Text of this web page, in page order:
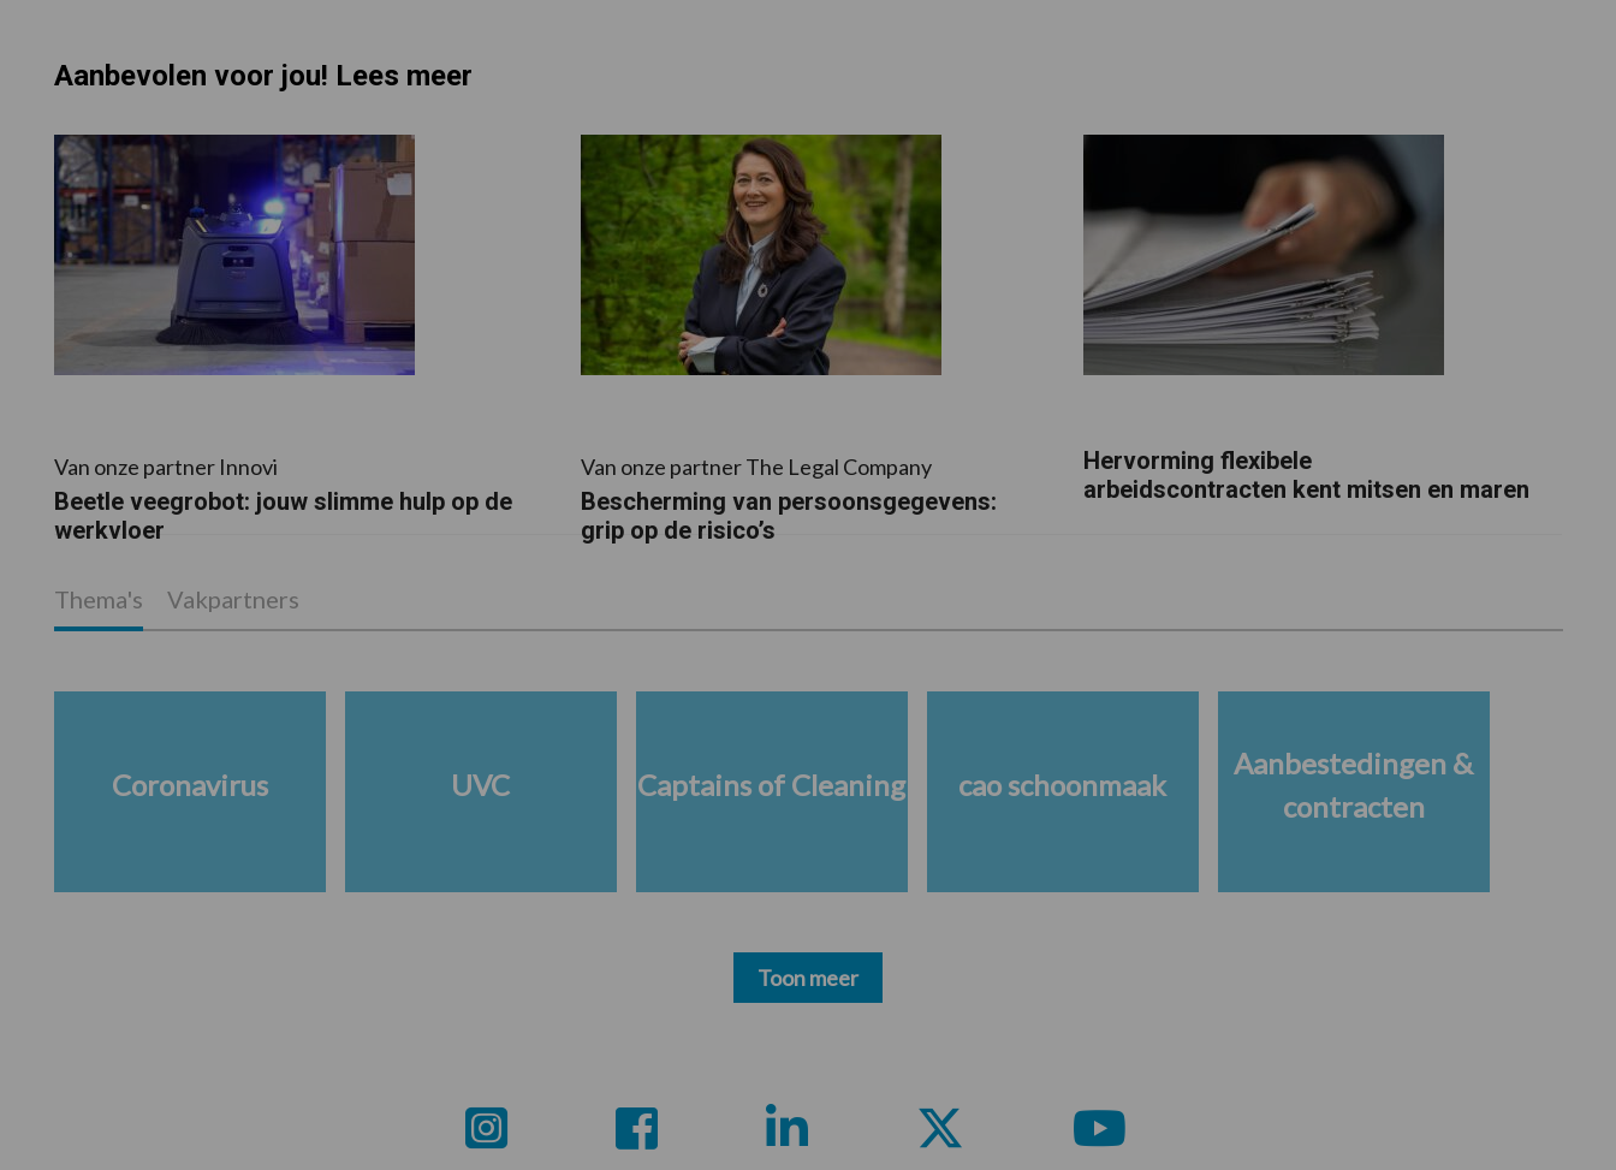
Aanbevolen voor jou! Lees meer
Van onze partner Innovi
Beetle veegrobot: jouw slimme hulp op de
werkvloer
Van onze partner The Legal Company
Bescherming van persoonsgegevens:
grip op de risico’s
Hervorming flexibele
arbeidscontracten kent mitsen en maren
Thema's Vakpartners
Coronavirus UVC Captains of Cleaning cao schoonmaak
Aanbestedingen &
contracten
Toon meer